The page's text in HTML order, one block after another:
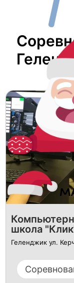
школа
Геленджик ул.